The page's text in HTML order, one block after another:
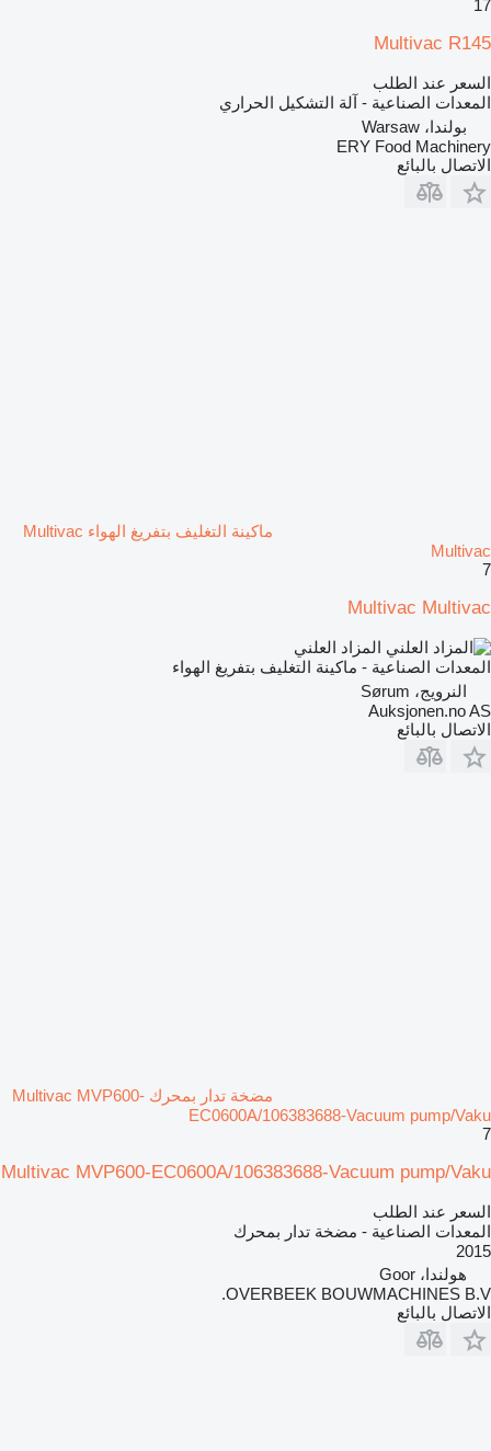
17
Multivac R145
السعر عند الطلب
المعدات الصناعية - آلة التشكيل الحراري
بولندا، Warsaw
ERY Food Machinery
الاتصال بالبائع
ماكينة التغليف بتفريغ الهواء Multivac
Multivac
7
Multivac Multivac
المزاد العلني
المعدات الصناعية - ماكينة التغليف بتفريغ الهواء
النرويج، Sørum
Auksjonen.no AS
الاتصال بالبائع
مضخة تدار بمحرك Multivac MVP600-
EC0600A/106383688-Vacuum pump/Vaku
7
Multivac MVP600-EC0600A/106383688-Vacuum pump/Vaku
السعر عند الطلب
المعدات الصناعية - مضخة تدار بمحرك
2015
هولندا، Goor
OVERBEEK BOUWMACHINES B.V.
الاتصال بالبائع